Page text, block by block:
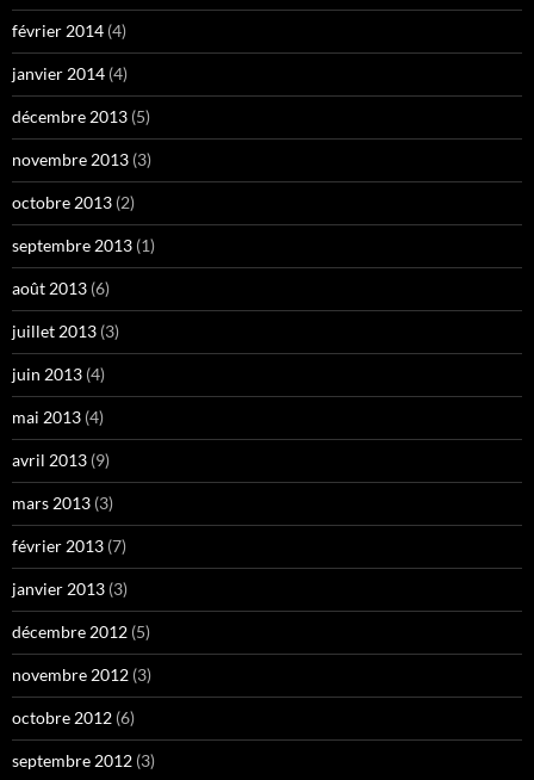
février 2014 (4)
janvier 2014 (4)
décembre 2013 (5)
novembre 2013 (3)
octobre 2013 (2)
septembre 2013 (1)
août 2013 (6)
juillet 2013 (3)
juin 2013 (4)
mai 2013 (4)
avril 2013 (9)
mars 2013 (3)
février 2013 (7)
janvier 2013 (3)
décembre 2012 (5)
novembre 2012 (3)
octobre 2012 (6)
septembre 2012 (3)